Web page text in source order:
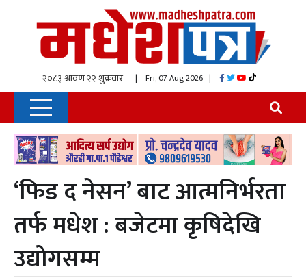
| Fri, 07 Aug 2026 |
‘फिड द नेसन’ बाट आत्मनिर्भरता
तर्फ मधेश : बजेटमा कृषिदेखि
उद्योगसम्म